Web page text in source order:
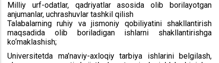
Milliy urf-odatlar, qadriyatlar asosida olib borilayotgan
anjumanlar, uchrashuvlar tashkil qilish
Talabalarning ruhiy va jismoniy qobiliyatini shakllantirish
maqsadida olib boriladigan ishlarni shakllantirishga
ko‘maklashish;
Universitetda ma’naviy-axloqiy tarbiya ishlarini belgilash,